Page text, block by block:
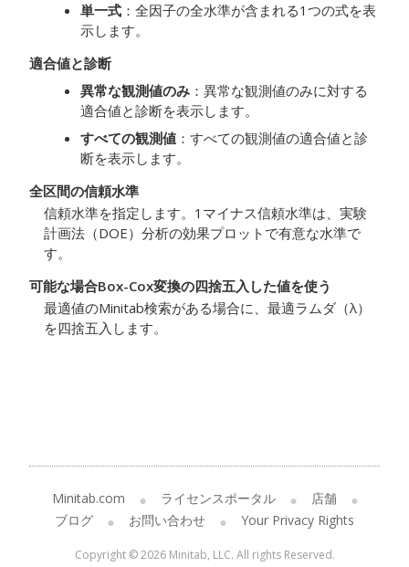
単一式 ：全因子の全水準が含まれる1つの式を表
示します。
適合値と診断
異常な観測値のみ ：異常な観測値のみに対する
適合値と診断を表示します。
すべての観測値 ：すべての観測値の適合値と診
断を表示します。
全区間の信頼水準
信頼水準を指定します。1マイナス信頼水準は、実験
計画法（DOE）分析の効果プロットで有意な水準で
す。
可能な場合Box-Cox変換の四捨五入した値を使う
最適値のMinitab検索がある場合に、最適ラムダ（λ）
を四捨五入します。
Minitab.com ライセンスポータル
店舗
ブログ
お問い合わせ Your Privacy Rights
Copyright © 2026 Minitab, LLC. All rights Reserved.